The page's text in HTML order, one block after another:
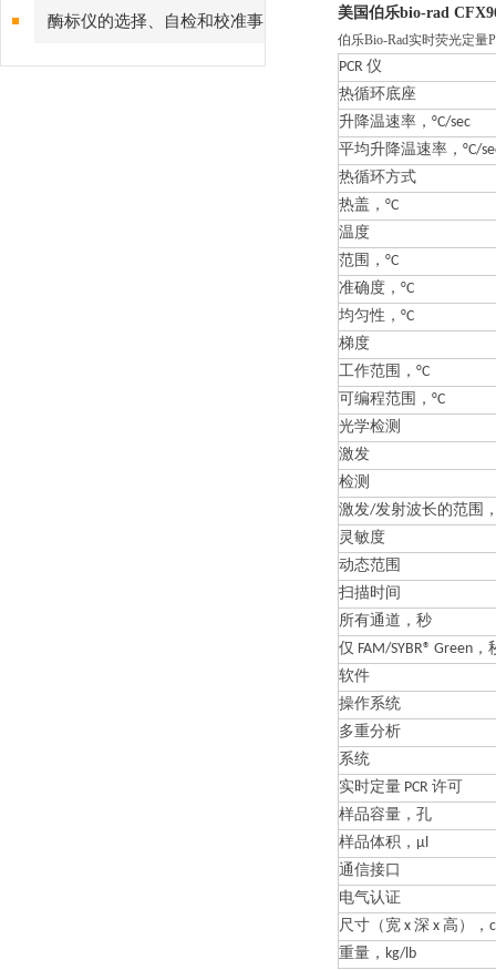
的特点
酶标仪的选择、自检和校准事
项
美国伯乐bio-rad
伯乐Bio-Rad实时荧光定量
PCR 仪
热循环底座
升降温速率，°C/sec
平均升降温速率，°C/
热循环方式
热盖，°C
温度
范围，°C
准确度，°C
均匀性，°C
梯度
工作范围，°C
可编程范围，°C
光学检测
激发
检测
激发/发射波长的范围
灵敏度
动态范围
扫描时间
所有通道，秒
仅 FAM/SYBR® Green，
软件
操作系统
多重分析
系统
实时定量 PCR 许可
样品容量，孔
样品体积，µl
通信接口
电气认证
尺寸（宽 x 深 x 高），
重量，kg/lb